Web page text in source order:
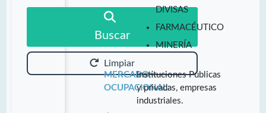
Buscar
Limpiar
DIVISAS
FARMACÉUTICO
MINERÍA
MERCADO
OCUPACIONAL:
Instituciones Públicas
y privadas, empresas
industriales.